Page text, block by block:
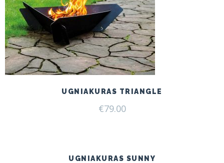
UGNIAKURAS TRIANGLE
€79.00
UGNIAKURAS SUNNY